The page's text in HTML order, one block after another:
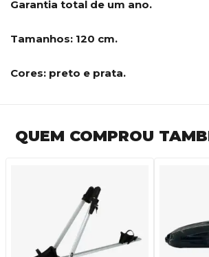
Garantia total de um ano.
Tamanhos: 120 cm.
Cores: preto e prata.
QUEM COMPROU